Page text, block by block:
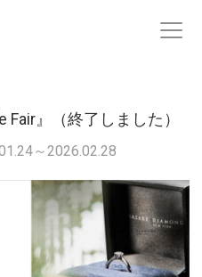
Fair』（終了しました）
～2026.02.28